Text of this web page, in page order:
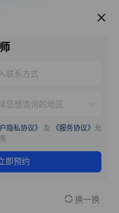
服务推荐
隐私协议》 及 《服务协议》 允
即预约
换一换